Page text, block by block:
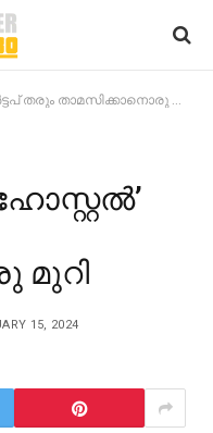
തരും താമസിക്കാനൊരു മുറി
മുറി
15, 2024